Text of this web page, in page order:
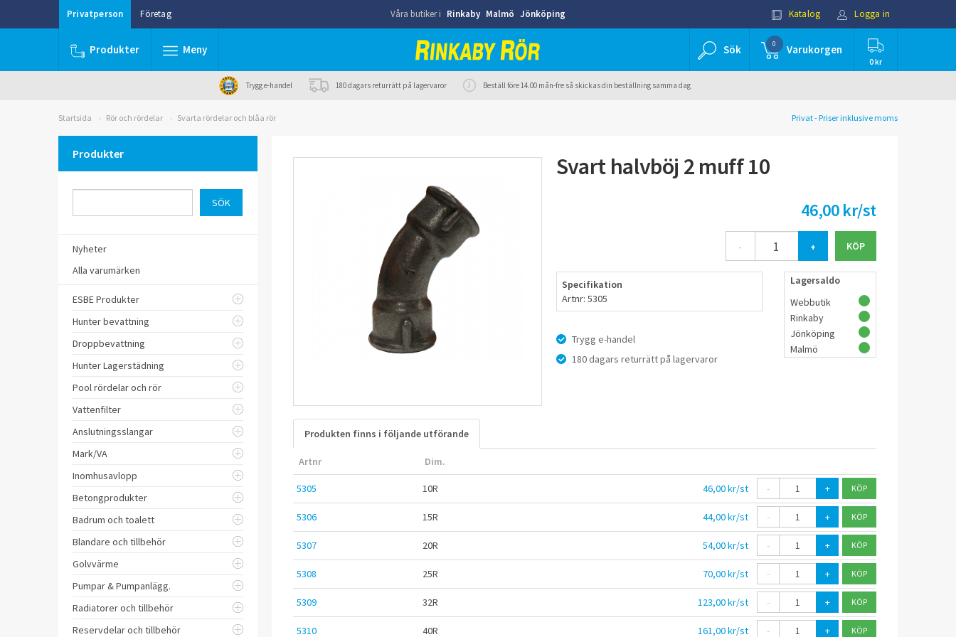
Privatperson Företag Våra butiker i Rinkaby Malmö Jönköping Katalog Logga in
Produkter Meny Sök 0 Varukorgen
0 kr
Trygg e-handel 180 dagars returrätt på lagervaror Beställ före 14.00 mån-fre så skickas din beställning samma dag
Startsida Rör och rördelar Svarta rördelar och blåa rör Privat - Priser inklusive moms
Produkter
Nyheter
Alla varumärken
ESBE Produkter
Hunter bevattning
Droppbevattning
Hunter Lagerstädning
Pool rördelar och rör
Vattenfilter
Anslutningsslangar
Mark/VA
Inomhusavlopp
Betongprodukter
Badrum och toalett
Blandare och tillbehör
Golvvärme
Pumpar & Pumpanlägg.
Radiatorer och tillbehör
Reservdelar och tillbehör
Svart halvböj 2 muff 10
46,00 kr/st
- +
Specifikation
Artnr: 5305
Trygg e-handel
180 dagars returrätt på lagervaror
Lagersaldo
Webbutik
Rinkaby
Jönköping
Malmö
Produkten finns i följande utförande
Artnr Dim.
5305 10R 46,00 kr/st - +
5306 15R 44,00 kr/st - +
5307 20R 54,00 kr/st - +
5308 25R 70,00 kr/st - +
5309 32R 123,00 kr/st - +
5310 40R 161,00 kr/st - +